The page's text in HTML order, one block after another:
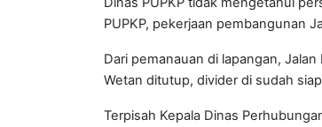
PUPKP, pekerjaan pembangunan
Dari pemanauan di lapangan,
Wetan ditutup, divider di sudah
Terpisah Kepala Dinas